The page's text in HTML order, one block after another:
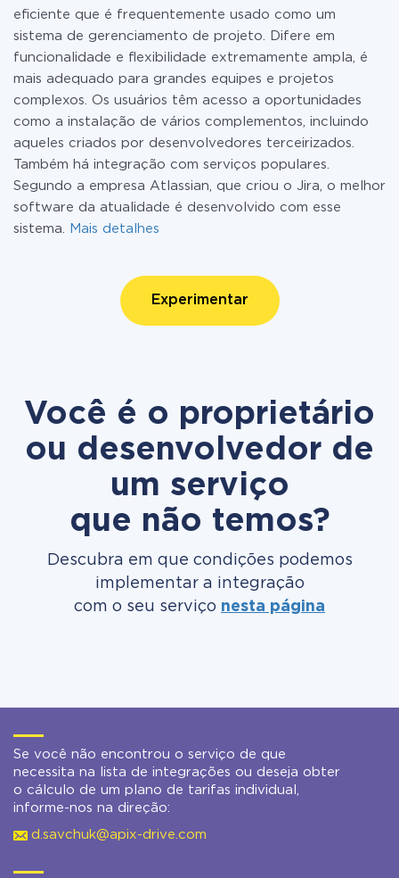
eficiente que é frequentemente usado como um
sistema de gerenciamento de projeto. Difere em
funcionalidade e flexibilidade extremamente ampla, é
mais adequado para grandes equipes e projetos
complexos. Os usuários têm acesso a oportunidades
como a instalação de vários complementos, incluindo
aqueles criados por desenvolvedores terceirizados.
Também há integração com serviços populares.
Segundo a empresa Atlassian, que criou o Jira, o melhor
software da atualidade é desenvolvido com esse
sistema.
Mais detalhes
Experimentar
Você é o proprietário
ou desenvolvedor de
um serviço
que não temos?
Descubra em que condições podemos
implementar a integração
com o seu serviço nesta página
Se você não encontrou o serviço de que
necessita na lista de integrações ou deseja obter
o cálculo de um plano de tarifas individual,
informe-nos na direção:
d.savchuk@apix-drive.com